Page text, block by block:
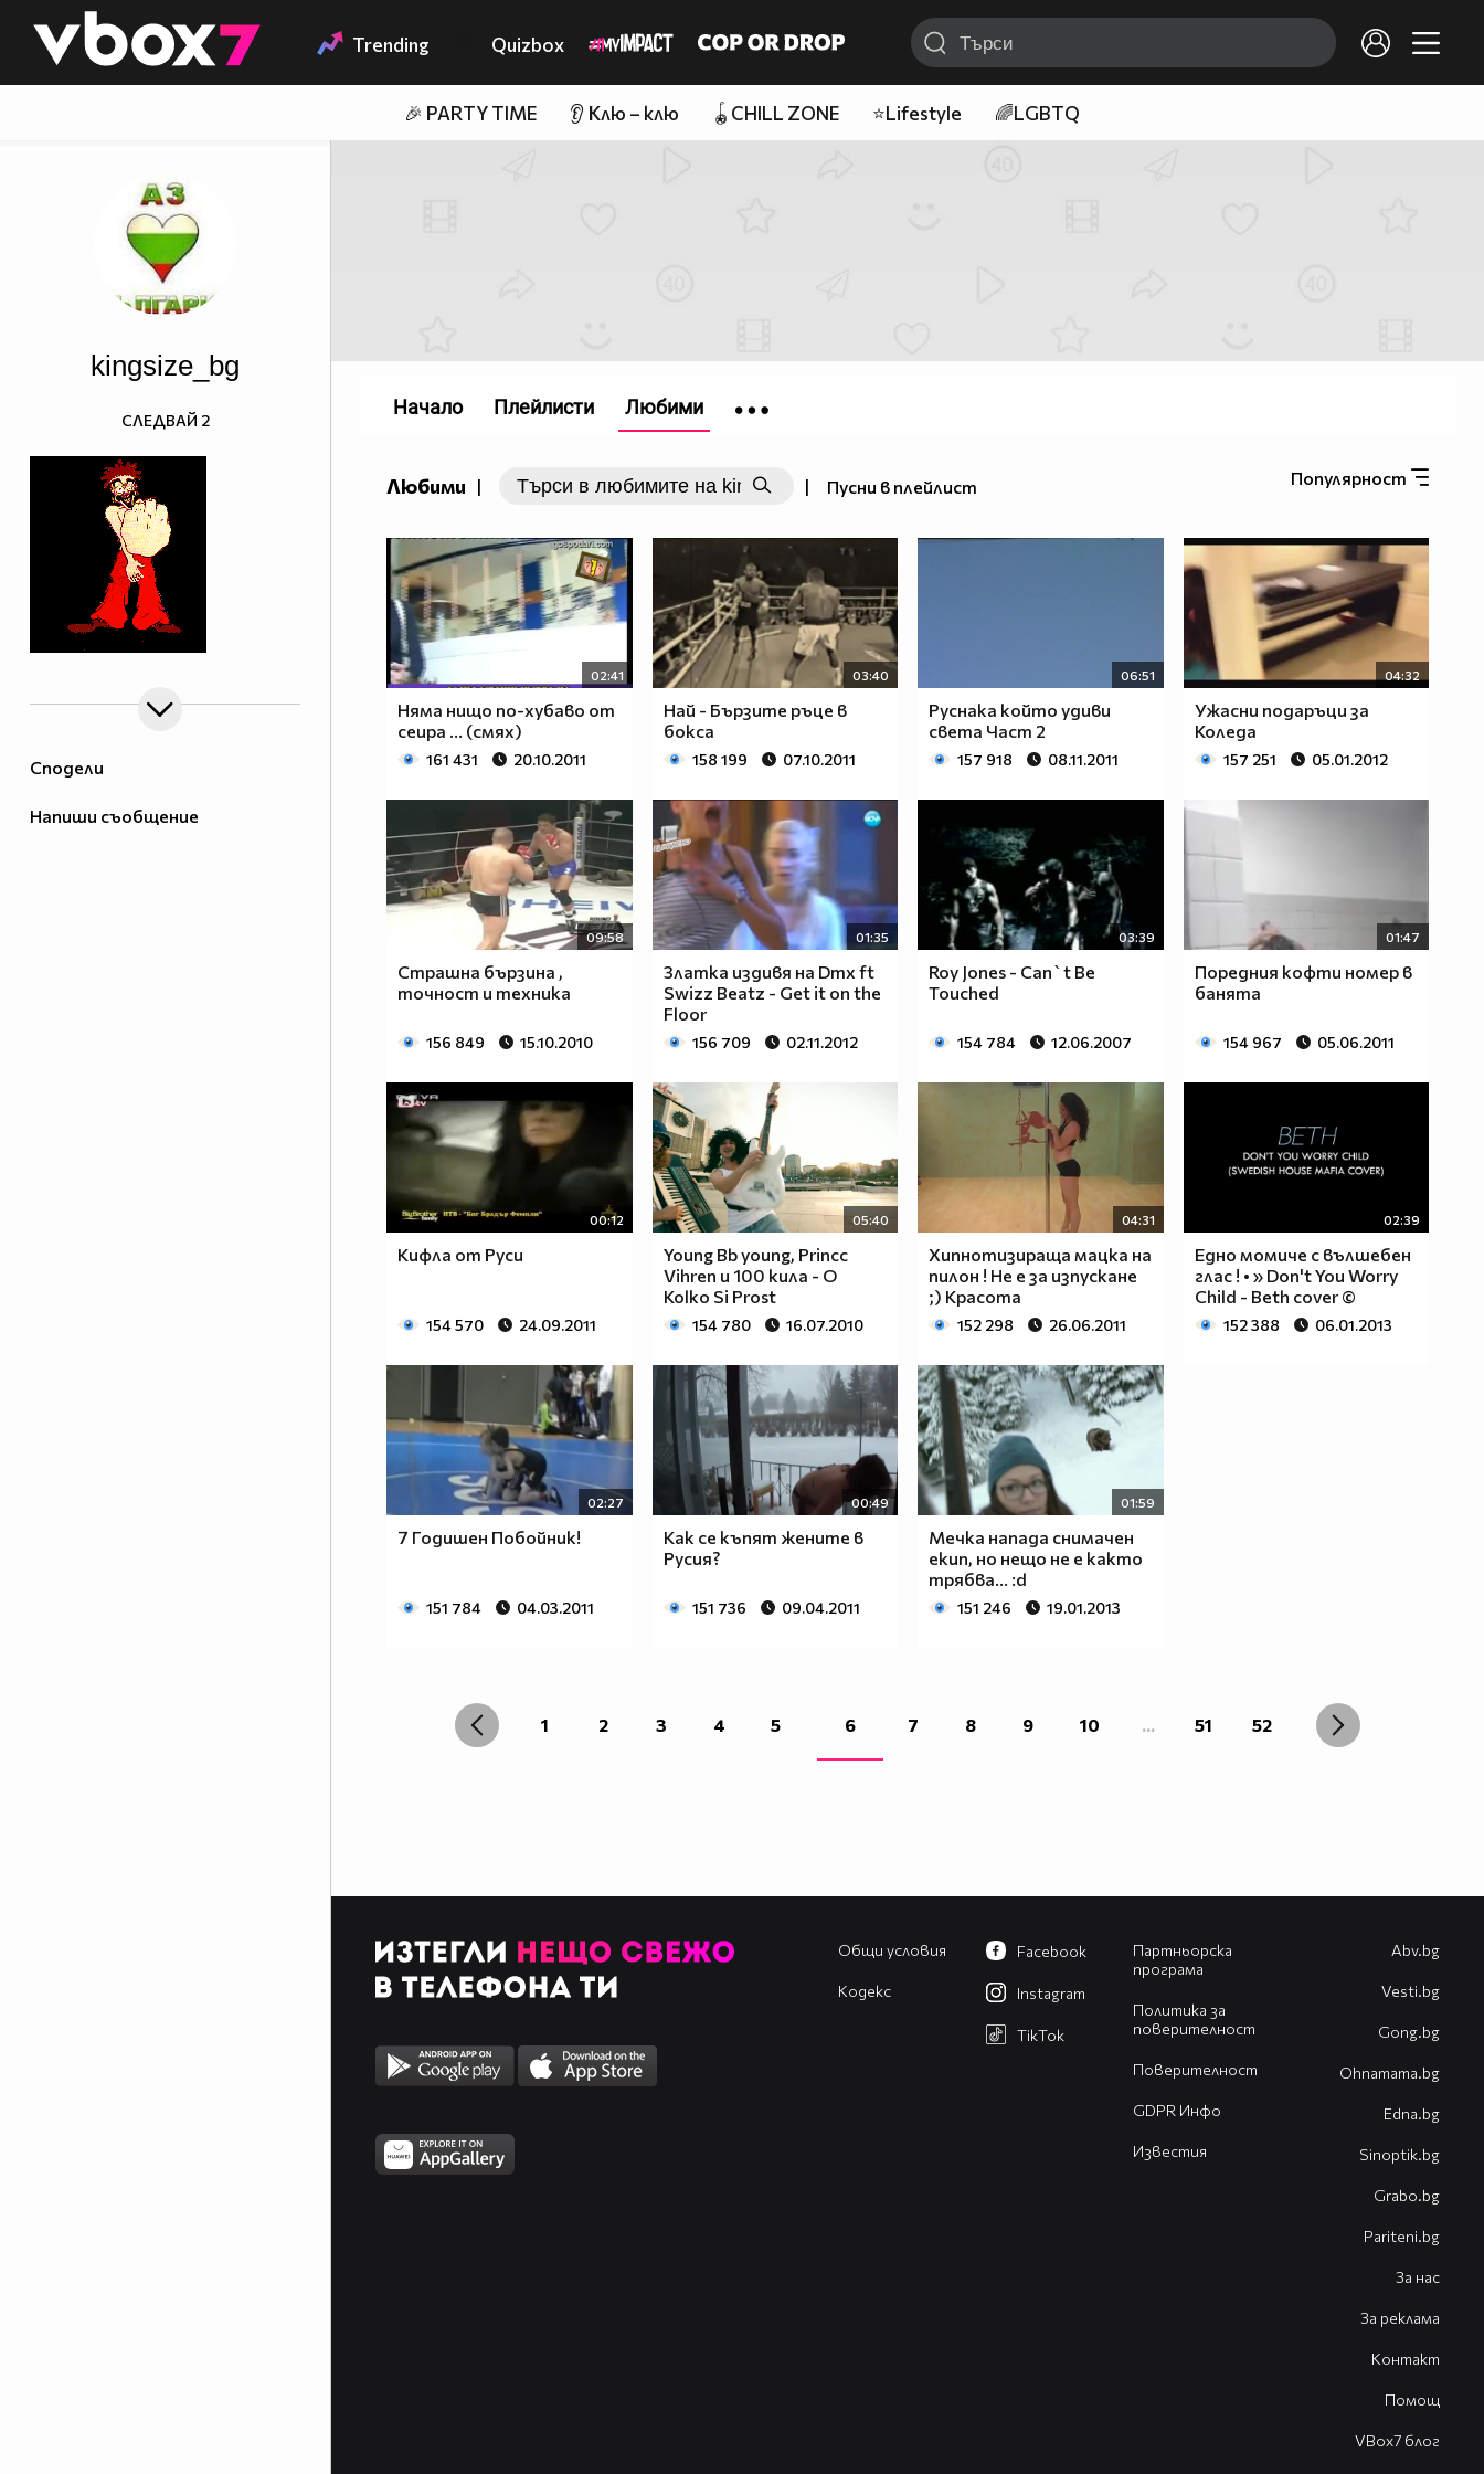
👾 Trending Quizbox
🎉 PARTY TIME 👂 Клю – клю 🪀CHILL ZONE ⭐Lifestyle 🌈LGBTQ
Сподели
Напиши съобщение
kingsize_bg
СЛЕДВАЙ 2
Любими | | Пусни в плейлист Популярност
02:41
Няма нищо по-хубаво от
сеира ... (смях)
161 431 20.10.2011
03:40
Hай - Бързите ръце в
бокса
158 199 07.10.2011
06:51
Руснака който удиви
света Част 2
157 918 08.11.2011
04:32
Ужасни подаръци за
Коледа
157 251 05.01.2012
09:58
Страшна бързина ,
точност и техника
156 849 15.10.2010
01:35
Златка издивя на Dmx ft
Swizz Beatz - Get it on the
Floor
156 709 02.11.2012
03:39
Roy Jones - Can`t Be
Touched
154 784 12.06.2007
01:47
Поредния кофти номер в
банята
154 967 05.06.2011
00:12
Кифла от Руси
154 570 24.09.2011
05:40
Young Bb young, Princc
Vihren и 100 кила - O
Kolko Si Prost
154 780 16.07.2010
04:31
Хипнотизираща мацка на
пилон ! Не е за изпускане
;) Красота
152 298 26.06.2011
02:39
Едно момиче с вълшебен
глас ! • » Don't You Worry
Child - Beth cover ©
152 388 06.01.2013
02:27
7 Годишен Побойник!
151 784 04.03.2011
00:49
Как се къпят жените в
Русия?
151 736 09.04.2011
01:59
Мечка напада снимачен
екип, но нещо не е както
трябва... :d
151 246 19.01.2013
1 2 3 4 5 6 7 8 9 10 ... 51 52
Начало Плейлисти Любими
Общи условия
Кодекс
Партньорска
програма
Политика за
поверителност
Поверителност
GDPR Инфо
Известия
Facebook
Instagram
TikTok
Abv.bg
Vesti.bg
Gong.bg
Оhnamama.bg
Edna.bg
Sinoptik.bg
Grabo.bg
Pariteni.bg
За нас
За реклама
Контакт
Помощ
VBox7 блог